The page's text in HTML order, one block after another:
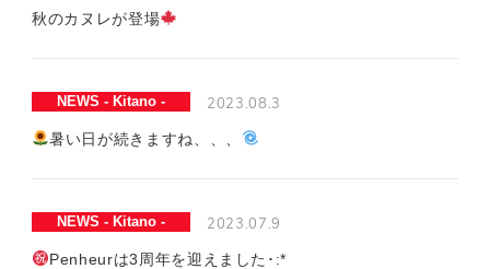
秋のカヌレが登場
NEWS - Kitano - 2023.08.3
暑い日が続きますね、、、
NEWS - Kitano - 2023.07.9
Penheurは3周年を迎えました･:*